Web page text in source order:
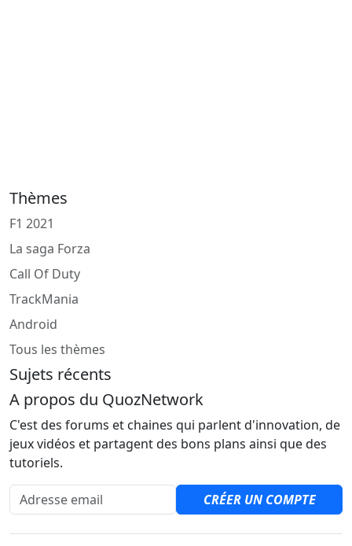
Thèmes
F1 2021
La saga Forza
Call Of Duty
TrackMania
Android
Tous les thèmes
Sujets récents
A propos du QuozNetwork
C'est des forums et chaines qui parlent d'innovation, de
jeux vidéos et partagent des bons plans ainsi que des
tutoriels.
Adresse email
CRÉER UN COMPTE